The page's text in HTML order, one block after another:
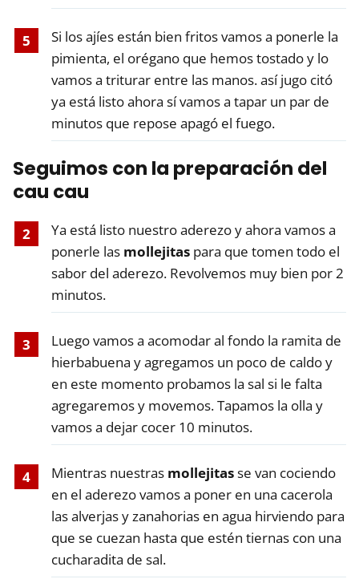
Si los ajíes están bien fritos vamos a ponerle la
pimienta, el orégano que hemos tostado y lo
vamos a triturar entre las manos. así jugo citó
ya está listo ahora sí vamos a tapar un par de
minutos que repose apagó el fuego.
Seguimos con la preparación del
cau cau
Ya está listo nuestro aderezo y ahora vamos a
ponerle las mollejitaspara que tomen todo el
sabor del aderezo. Revolvemos muy bien por 2
minutos.
Luego vamos a acomodar al fondo la ramita de
hierbabuena y agregamos un poco de caldo y
en este momento probamos la sal si le falta
agregaremos y movemos. Tapamos la olla y
vamos a dejar cocer 10 minutos.
Mientras nuestras mollejitasse van cociendo
en el aderezo vamos a poner en una cacerola
las alverjas y zanahorias en agua hirviendo para
que se cuezan hasta que estén tiernas con una
cucharadita de sal.